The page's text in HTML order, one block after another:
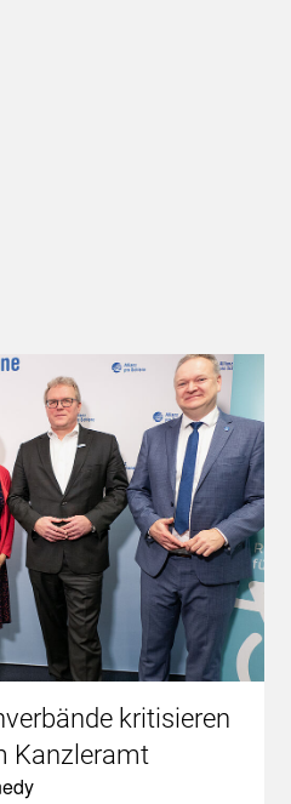
kritisieren
Kanzleramt